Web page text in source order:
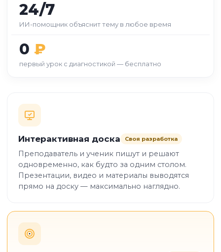
24/7
ИИ-помощник объяснит тему в любое время
0 ₽
первый урок с диагностикой — бесплатно
Интерактивная доска Своя разработка
Преподаватель и ученик пишут и решают
одновременно, как будто за одним столом.
Презентации, видео и материалы выводятся
прямо на доску — максимально наглядно.